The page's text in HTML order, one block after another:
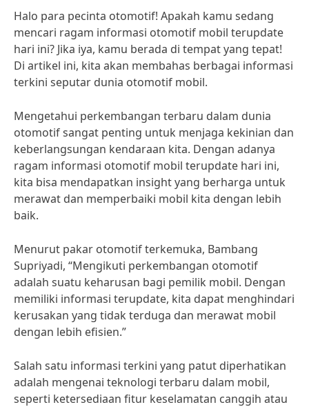
Halo para pecinta otomotif! Apakah kamu sedang
mencari ragam informasi otomotif mobil terupdate
hari ini? Jika iya, kamu berada di tempat yang tepat!
Di artikel ini, kita akan membahas berbagai informasi
terkini seputar dunia otomotif mobil.
Mengetahui perkembangan terbaru dalam dunia
otomotif sangat penting untuk menjaga kekinian dan
keberlangsungan kendaraan kita. Dengan adanya
ragam informasi otomotif mobil terupdate hari ini,
kita bisa mendapatkan insight yang berharga untuk
merawat dan memperbaiki mobil kita dengan lebih
baik.
Menurut pakar otomotif terkemuka, Bambang
Supriyadi, “Mengikuti perkembangan otomotif
adalah suatu keharusan bagi pemilik mobil. Dengan
memiliki informasi terupdate, kita dapat menghindari
kerusakan yang tidak terduga dan merawat mobil
dengan lebih efisien.”
Salah satu informasi terkini yang patut diperhatikan
adalah mengenai teknologi terbaru dalam mobil,
seperti ketersediaan fitur keselamatan canggih atau